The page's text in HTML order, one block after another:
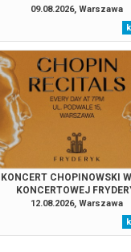
w Warszawie
w Warszawie
w Warszawie
w Warszawie
w Warszawie
09.08.2026, Warszawa
KONCERT CHOPINOWSKI
KONCERTOWEJ
12.08.2026, Warszawa